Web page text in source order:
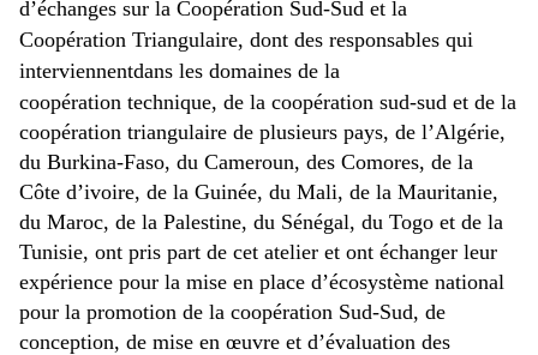
d’échanges sur la Coopération Sud-Sud et la
Coopération Triangulaire, dont des responsables qui
interviennentdans les domaines de la
coopération technique, de la coopération sud-sud et de la
coopération triangulaire de plusieurs pays, de l’Algérie,
du Burkina-Faso, du Cameroun, des Comores, de la
Côte d’ivoire, de la Guinée, du Mali, de la Mauritanie,
du Maroc, de la Palestine, du Sénégal, du Togo et de la
Tunisie, ont pris part de cet atelier et ont échanger leur
expérience pour la mise en place d’écosystème national
pour la promotion de la coopération Sud-Sud, de
conception, de mise en œuvre et d’évaluation des